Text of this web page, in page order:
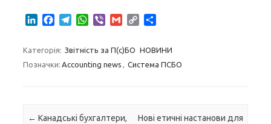
k
e
e
b
e
g
W
t
s
e
r
i
l
y
L
r
e
Категорія: Звітність за П(с)БО НОВИНИ
Позначки: Accounting news , Система ПСБО
Навігація по запису
← Канадські бухгалтери,
Нові етичні настанови для